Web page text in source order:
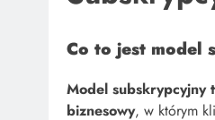
Co to jest model
Model subskrypcyjny
biznesowy, w którym